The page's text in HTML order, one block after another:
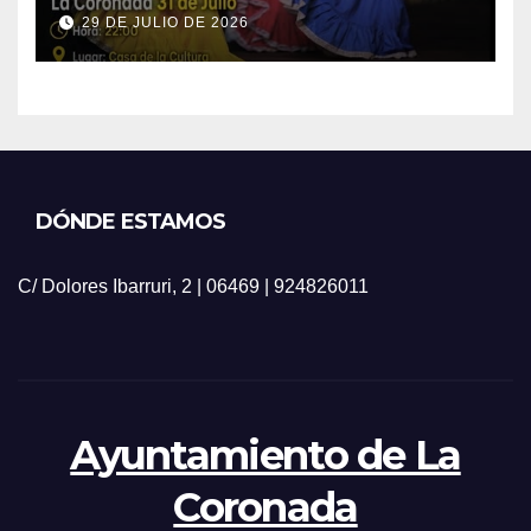
29 DE JULIO DE 2026
DÓNDE ESTAMOS
C/ Dolores Ibarruri, 2 | 06469 | 924826011
Ayuntamiento de La
Coronada